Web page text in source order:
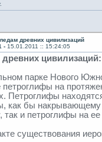
древних цивилизаций
- 15.01.2011 :: 15:24:05
парке Нового
петроглифы на
Петроглифы
как бы накрывающему
так и петроглифы на
существования